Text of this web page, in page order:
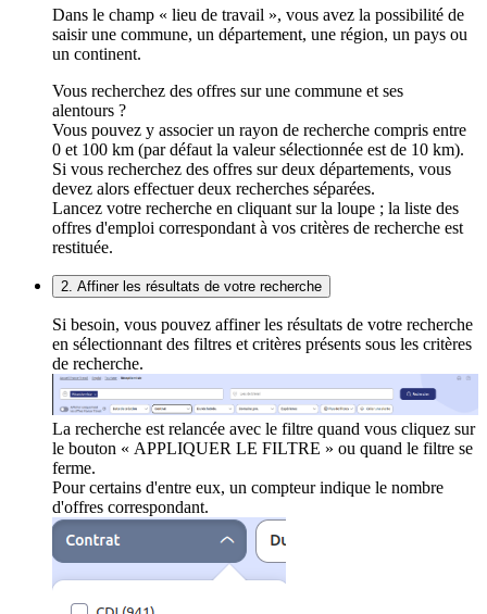
Dans le champ « lieu de travail », vous avez la possibilité de
saisir une commune, un département, une région, un pays ou
un continent.
Vous recherchez des offres sur une commune et ses
alentours ?
Vous pouvez y associer un rayon de recherche compris entre
0 et 100 km (par défaut la valeur sélectionnée est de 10 km).
Si vous recherchez des offres sur deux départements, vous
devez alors effectuer deux recherches séparées.
Lancez votre recherche en cliquant sur la loupe ; la liste des
offres d'emploi correspondant à vos critères de recherche est
restituée.
2. Affiner les résultats de votre recherche
Si besoin, vous pouvez affiner les résultats de votre recherche
en sélectionnant des filtres et critères présents sous les critères
de recherche.
La recherche est relancée avec le filtre quand vous cliquez sur
le bouton « APPLIQUER LE FILTRE » ou quand le filtre se
ferme.
Pour certains d'entre eux, un compteur indique le nombre
d'offres correspondant.